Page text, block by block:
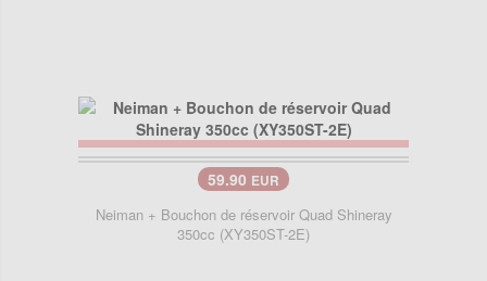
59.90 EUR
Neiman + Bouchon de réservoir Quad Shineray
350cc (XY350ST-2E)